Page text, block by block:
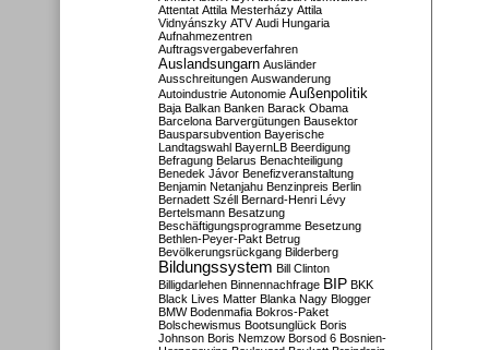
Attentat Attila Mesterházy Attila
Vidnyánszky ATV Audi Hungaria
Aufnahmezentren
Auftragsvergabeverfahren
Auslandsungarn Ausländer
Ausschreitungen Auswanderung
Autoindustrie Autonomie Außenpolitik
Baja Balkan Banken Barack Obama
Barcelona Barvergütungen Bausektor
Bausparsubvention Bayerische
Landtagswahl BayernLB Beerdigung
Befragung Belarus Benachteiligung
Benedek Jávor Benefizveranstaltung
Benjamin Netanjahu Benzinpreis Berlin
Bernadett Széll Bernard-Henri Lévy
Bertelsmann Besatzung
Beschäftigungsprogramme Besetzung
Bethlen-Peyer-Pakt Betrug
Bevölkerungsrückgang Bilderberg
Bildungssystem Bill Clinton
Billigdarlehen Binnennachfrage BIP BKK
Black Lives Matter Blanka Nagy Blogger
BMW Bodenmafia Bokros-Paket
Bolschewismus Bootsunglück Boris
Johnson Boris Nemzow Borsod 6 Bosnien-